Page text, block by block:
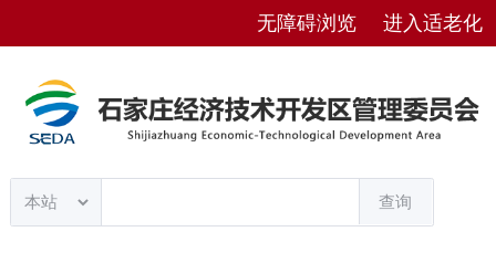
无障碍浏览 进入适老化
查询